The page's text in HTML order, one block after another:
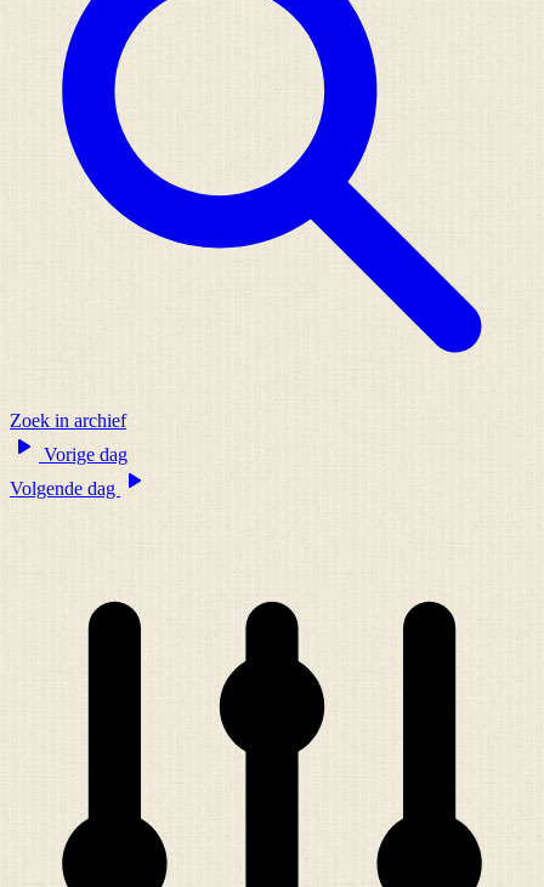
Zoek in archief
Vorige dag
Volgende dag